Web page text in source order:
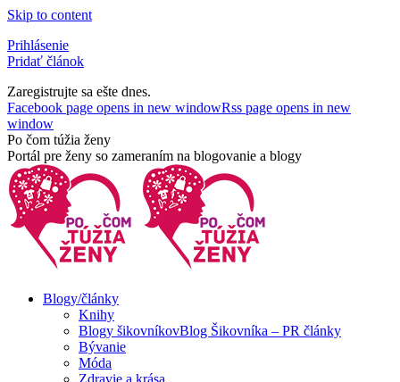
Skip to content
Prihlásenie
Pridať článok
Zaregistrujte sa ešte dnes.
Facebook page opens in new windowRss page opens in new
window
Po čom túžia ženy
Portál pre ženy so zameraním na blogovanie a blogy
Blogy/články
Knihy
Blogy šikovníkovBlog Šikovníka – PR články
Bývanie
Móda
Zdravie a krása